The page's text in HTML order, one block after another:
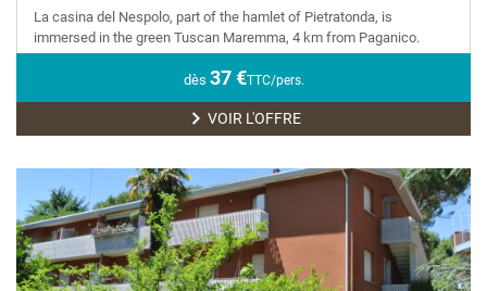
La casina del Nespolo, part of the hamlet of Pietratonda, is
immersed in the green Tuscan Maremma, 4 km from Paganico.
dès 37€TTC/pers.
VOIR L'OFFRE